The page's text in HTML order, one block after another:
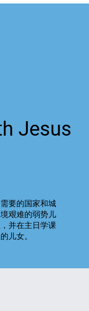
Jesus
要的国家和城
艰难的弱势儿
并在主日学课
儿女。